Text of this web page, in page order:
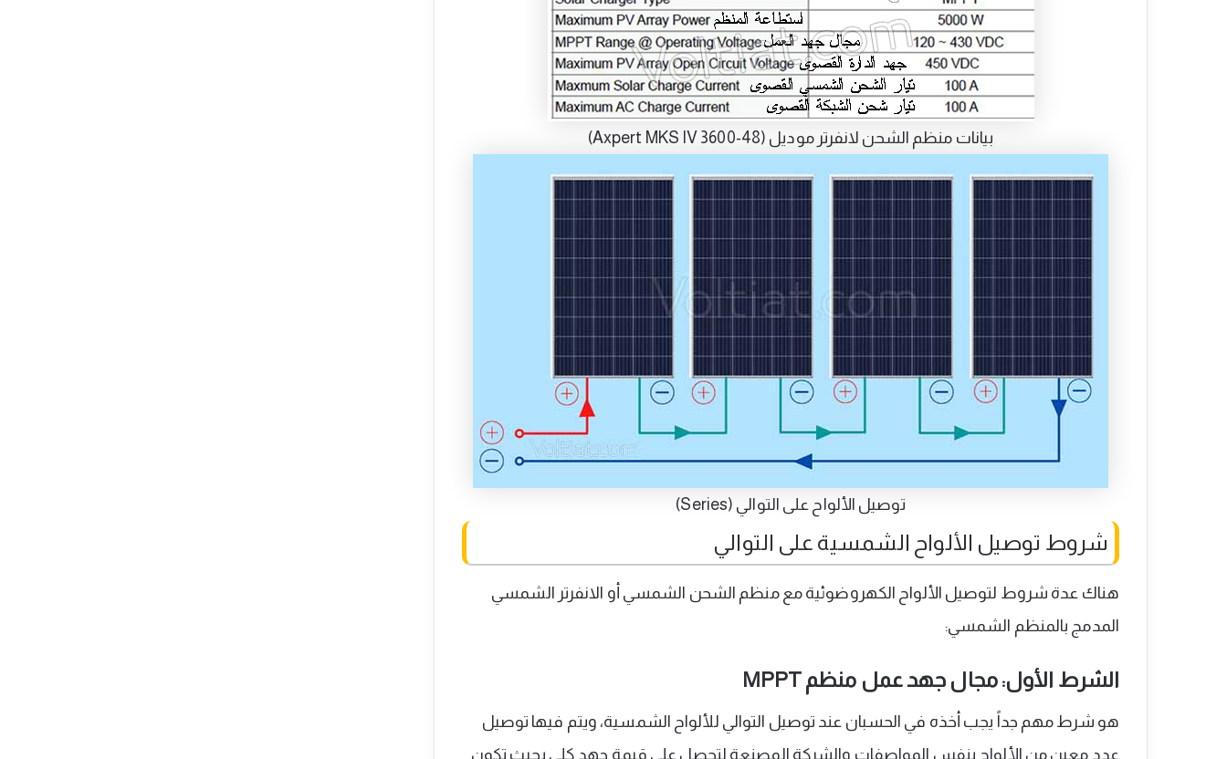
بيانات منظم الشحن لانفرتر موديل (Axpert MKS IV 3600-48)
توصيل الألواح على التوالي (Series)
شروط توصيل الألواح الشمسية على التوالي
هناك عدة شروط لتوصيل الألواح الكهروضوئية مع منظم الشحن الشمسي أو الانفرتر الشمسي
المدمج بالمنظم الشمسي:
الشرط الأول: مجال جهد عمل منظم MPPT
هو شرط مهم جداً يجب أخذه في الحسبان عند توصيل التوالي للألواح الشمسية، ويتم فيها توصيل
عدد معين من الألواح بنفس المواصفات والشركة المصنعة لتحصل على قيمة جهد كلي بحيث تكون